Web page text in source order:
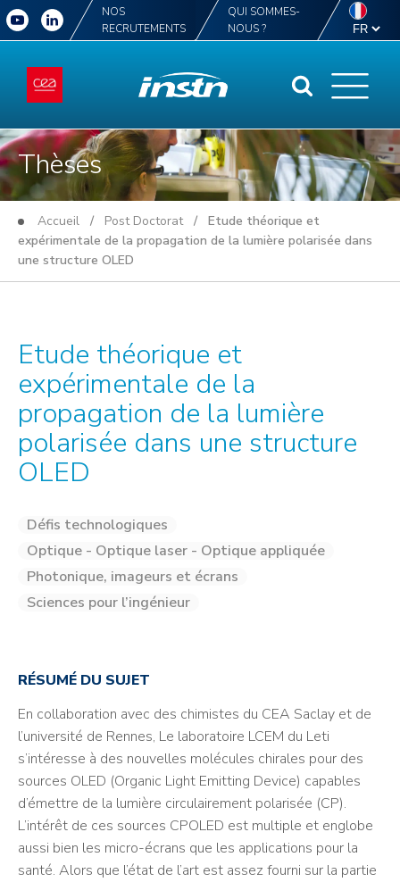
NOS
RECRUTEMENTS
QUI SOMMES-
NOUS ?
Thèses
Accueil / Post Doctorat/ Etude théorique et
expérimentale de la propagation de la lumière polarisée dans
une structure OLED
Etude théorique et
expérimentale de la
propagation de la lumière
polarisée dans une structure
OLED
Défis technologiques
Optique - Optique laser - Optique appliquée
Photonique, imageurs et écrans
Sciences pour l’ingénieur
RÉSUMÉ DU SUJET
En collaboration avec des chimistes du CEA Saclay et de
l’université de Rennes, Le laboratoire LCEM du Leti
s’intéresse à des nouvelles molécules chirales pour des
sources OLED (Organic Light Emitting Device) capables
d’émettre de la lumière circulairement polarisée (CP).
L’intérêt de ces sources CPOLED est multiple et englobe
aussi bien les micro-écrans que les applications pour la
santé. Alors que l’état de l’art est assez fourni sur la partie